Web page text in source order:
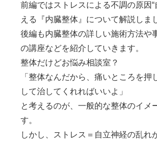
前編ではストレスによる不調の原因“
える『内臓整体』について解説しま
後編も内臓整体の詳しい施術方法や
の講座などを紹介していきます。
整体だけどお悩み相談室？
「整体なんだから、痛いところを押
して治してくれればいいよ」
と考えるのが、一般的な整体のイメ
す。
しかし、ストレス＝自立神経の乱れ